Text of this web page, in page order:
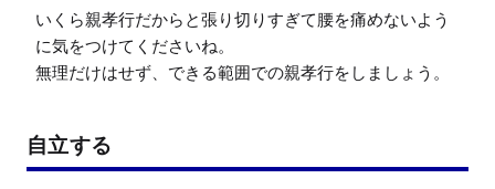
いくら親孝行だからと張り切りすぎて腰を痛めないよう
に気をつけてくださいね。
無理だけはせず、できる範囲での親孝行をしましょう。
自立する